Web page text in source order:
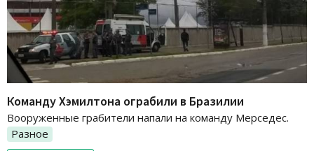
Команду Хэмилтона ограбили в Бразилии
Вооруженные грабители напали на команду Мерседес.
Разное